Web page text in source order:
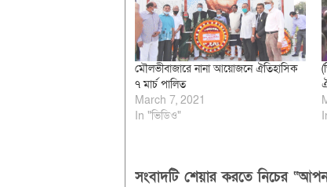
মৌলভীবাজারে নানা আয়োজনে ঐতিহাসিক
৭ মার্চ পালিত
March 7, 2021
In "ভিডিও"
সংবাদটি শেয়ার করতে নিচের